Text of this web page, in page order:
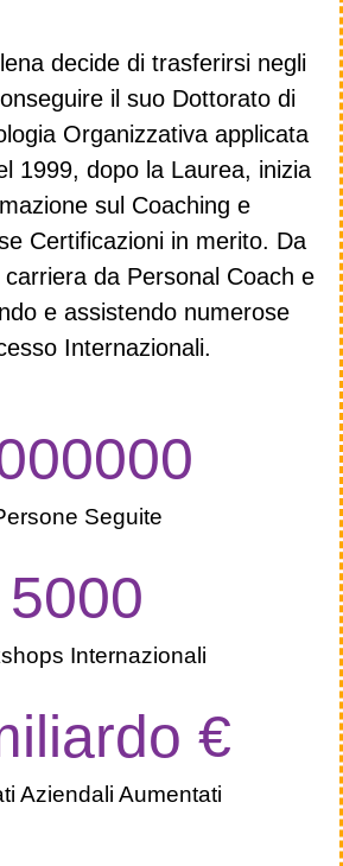
decide di trasferirsi negli
il suo Dottorato di
Organizzativa applicata
1999, dopo la Laurea, inizia
sul Coaching e
Certificazioni in merito. Da
da Personal Coach e
e assistendo numerose
Internazionali.
Seguite
Internazionali
5000
Aziendali Aumentati
€